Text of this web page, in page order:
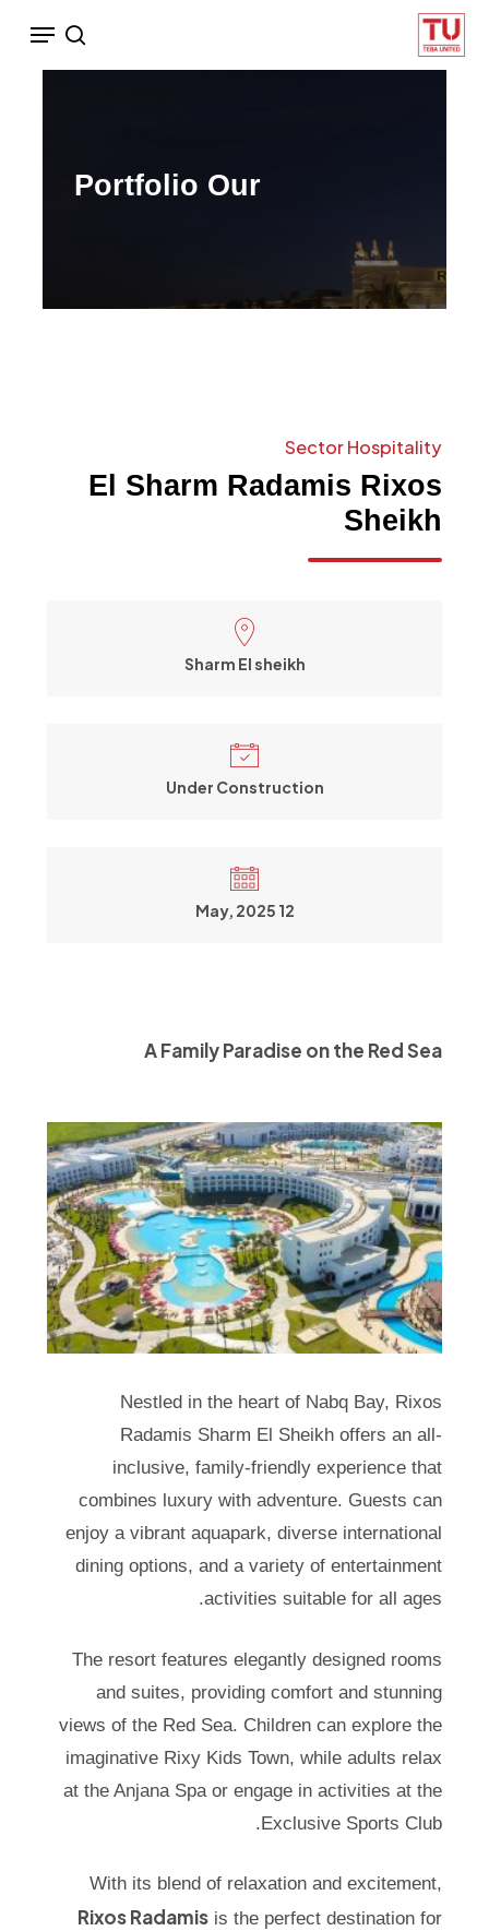
Skip
search
Menu
Our
Portfolio
Hospitality
Sector
Rixos
Radamis
Sharm
El
Sheikh
Sharm El sheikh
Under Construction
12 May, 2025
A Family Paradise on the Red Sea
Nestled in the heart of Nabq Bay, Rixos
Radamis Sharm El Sheikh offers an all-
inclusive, family-friendly experience that
combines luxury with adventure. Guests can
enjoy a vibrant aquapark, diverse international
dining options, and a variety of entertainment
activities suitable for all ages.
The resort features elegantly designed rooms
and suites, providing comfort and stunning
views of the Red Sea. Children can explore the
imaginative Rixy Kids Town, while adults relax
at the Anjana Spa or engage in activities at the
Exclusive Sports Club.​
With its blend of relaxation and excitement,
Rixos Radamis is the perfect destination for